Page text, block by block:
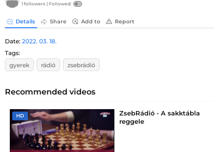
1 followers | Followed:
Details Share Add to Report
Date: 2022. 03. 18.
Tags:
gyerek
rádió zsebrádió
Recommended videos
HD
ZsebRádió - A sakktábla
reggele